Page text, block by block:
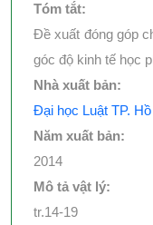
Tóm tắt:
Đề xuất đóng góp
góc độ kinh tế học
Nhà xuất bản:
Đại học Luật TP.
Năm xuất bản:
2014
Mô tả vật lý:
tr.14-19